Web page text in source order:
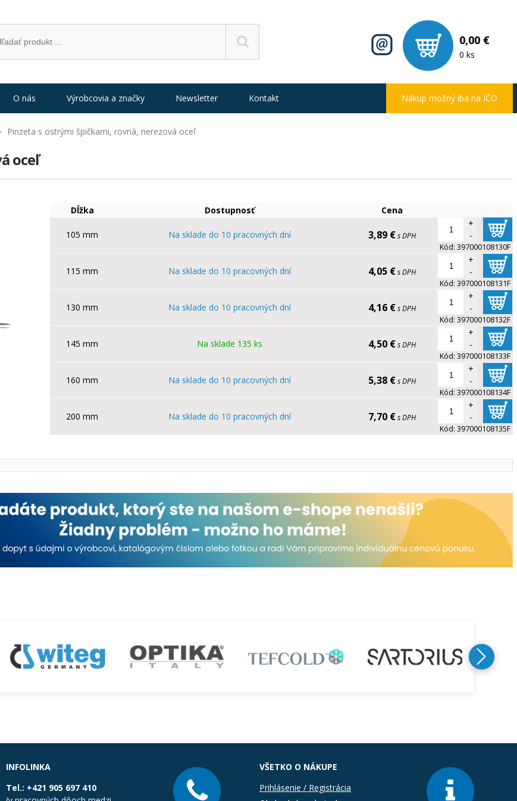
0,00 €
0 ks
Pinzeta s ostrými špičkami, rovná, nerezová oceľ
oceľ
Dĺžka Dostupnosť Cena
105 mm Na sklade do 10 pracovných dní 3,89 € s DPH
+
-
Kód: 397000108130F
115 mm Na sklade do 10 pracovných dní 4,05 € s DPH
+
-
Kód: 397000108131F
130 mm Na sklade do 10 pracovných dní 4,16 € s DPH
+
-
Kód: 397000108132F
145 mm Na sklade 135 ks 4,50 € s DPH
+
-
Kód: 397000108133F
160 mm Na sklade do 10 pracovných dní 5,38 € s DPH
+
-
Kód: 397000108134F
200 mm Na sklade do 10 pracovných dní 7,70 € s DPH
+
-
Kód: 397000108135F
O nás Výrobcovia a značky Newsletter Kontakt Nákup možný iba na IČO
INFOLINKA
Tel.: +421 905 697 410
VŠETKO O NÁKUPE
Prihlásenie / Registrácia